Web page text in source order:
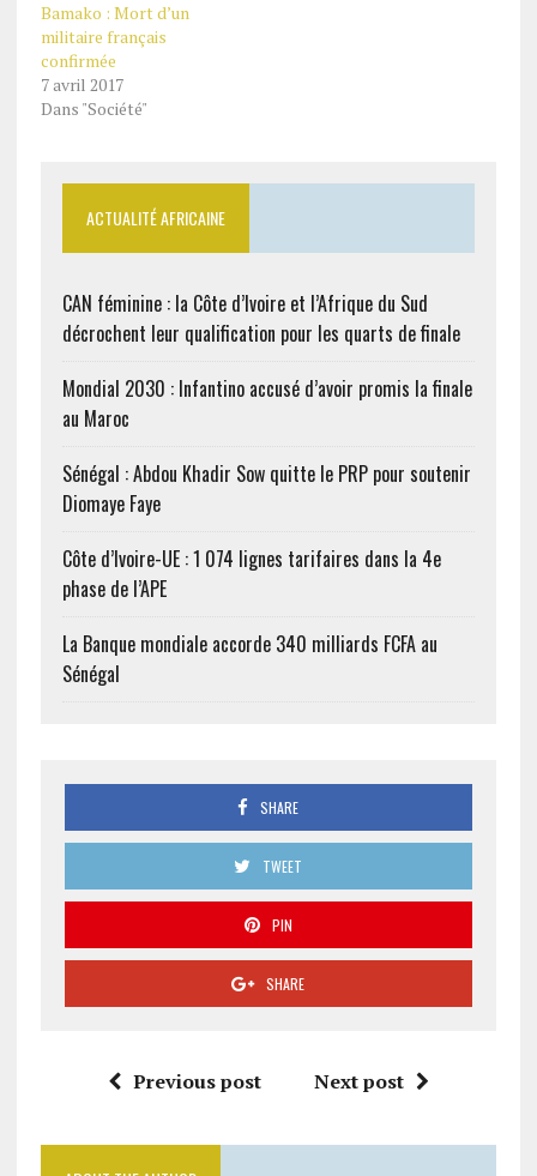
Bamako : Mort d’un
militaire français
confirmée
7 avril 2017
Dans "Société"
ACTUALITÉ AFRICAINE
CAN féminine : la Côte d’Ivoire et l’Afrique du Sud
décrochent leur qualification pour les quarts de finale
Mondial 2030 : Infantino accusé d’avoir promis la finale
au Maroc
Sénégal : Abdou Khadir Sow quitte le PRP pour soutenir
Diomaye Faye
Côte d’Ivoire-UE : 1 074 lignes tarifaires dans la 4e
phase de l’APE
La Banque mondiale accorde 340 milliards FCFA au
Sénégal
SHARE
TWEET
PIN
SHARE
Previous post Next post